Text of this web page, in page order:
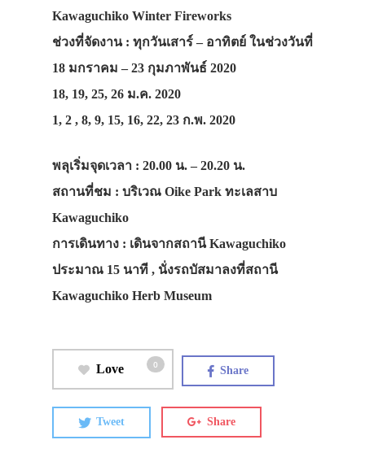
Kawaguchiko Winter Fireworks
ช่วงที่จัดงาน : ทุกวันเสาร์ – อาทิตย์ ในช่วงวันที่
18 มกราคม – 23 กุมภาพันธ์ 2020
18, 19, 25, 26 ม.ค. 2020
1, 2 , 8, 9, 15, 16, 22, 23 ก.พ. 2020
พลุเริ่มจุดเวลา : 20.00 น. – 20.20 น.
สถานที่ชม : บริเวณ Oike Park ทะเลสาบ
Kawaguchiko
การเดินทาง : เดินจากสถานี Kawaguchiko
ประมาณ 15 นาที , นั่งรถบัสมาลงที่สถานี
Kawaguchiko Herb Museum
Love 0 Share
Tweet Share